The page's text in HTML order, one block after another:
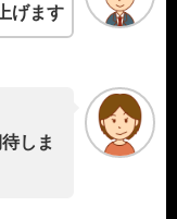
げます
しま